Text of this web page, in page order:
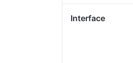
Interface